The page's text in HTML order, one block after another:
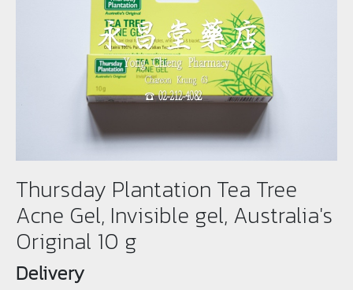
Thursday Plantation Tea Tree
Acne Gel, Invisible gel, Australia's
Original 10 g
Delivery